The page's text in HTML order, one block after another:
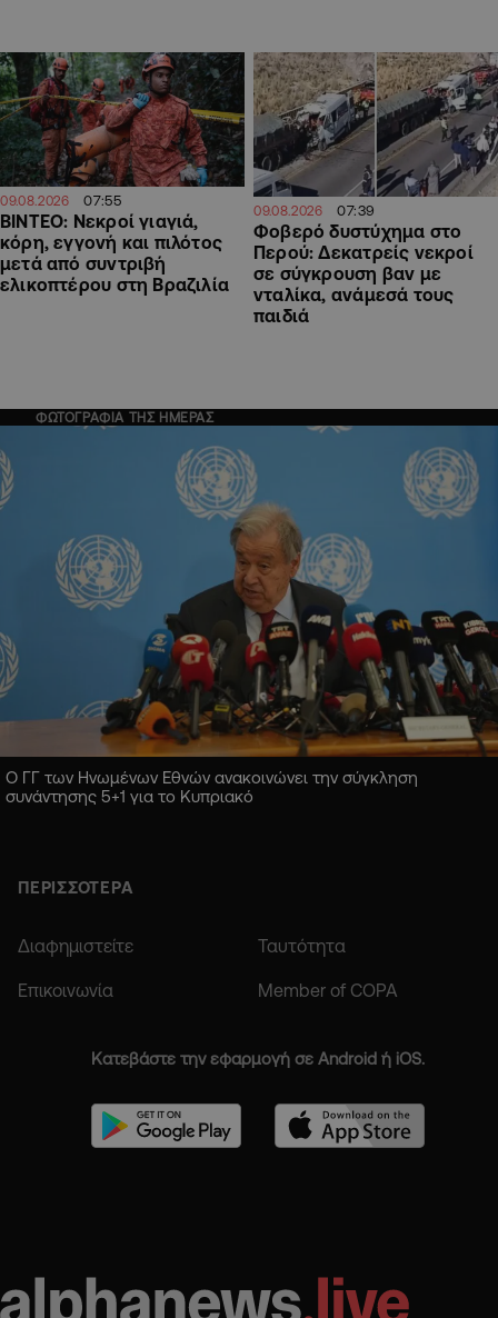
09.08.2026 07:55
ΒΙΝΤΕΟ: Νεκροί γιαγιά,
κόρη, εγγονή και πιλότος
μετά από συντριβή
ελικοπτέρου στη Βραζιλία
09.08.2026 07:39
Φοβερό δυστύχημα στο
Περού: Δεκατρείς νεκροί
σε σύγκρουση βαν με
νταλίκα, ανάμεσά τους
παιδιά
ΦΩΤΟΓΡΑΦΙΑ ΤΗΣ ΗΜΕΡΑΣ
Ο ΓΓ των Ηνωμένων Εθνών ανακοινώνει την σύγκληση
συνάντησης 5+1 για το Κυπριακό
ΠΕΡΙΣΣΟΤΕΡΑ
Διαφημιστείτε Ταυτότητα
Επικοινωνία Member of COPA
Κατεβάστε την εφαρμογή σε Android ή iOS.